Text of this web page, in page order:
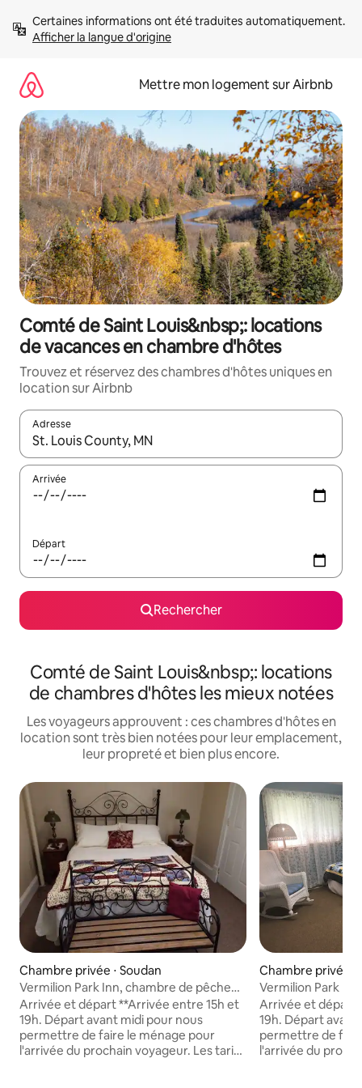
directement
Afficher la langue d'origine
Mettre mon logement sur Airbnb
Comté de Saint Louis&nbsp;: locations
de vacances en chambre d'hôtes
Trouvez et réservez des chambres d'hôtes uniques en
location sur Airbnb
Adresse
Lorsque les résultats s'affichent, utilisez les flèches vers le
Arrivée
Départ
Rechercher
Comté de Saint Louis&nbsp;: locations
de chambres d'hôtes les mieux notées
Les voyageurs approuvent : ces chambres d'hôtes en
location sont très bien notées pour leur emplacement,
leur propreté et bien plus encore.
Chambre privée ⋅ Soudan
Vermilion Park Inn, chambre de pêcheur
n° 2 avec salle de bain attenante
Arrivée et départ **Arrivée entre 15h et
19h. Départ avant midi pour nous
permettre de faire le ménage pour
l'arrivée du prochain voyageur. Les tarifs
Chambre privée ⋅
Vermilion Park
avec salle de bain
Arrivée et départ
19h. Départ
permettre de
l'arrivée du